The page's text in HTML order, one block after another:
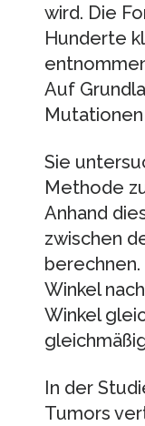
wird. Die
Hunderte
Auf
Sie
Methode
Anhand
zwischen
Winkel
Winkel
In der
Tumors